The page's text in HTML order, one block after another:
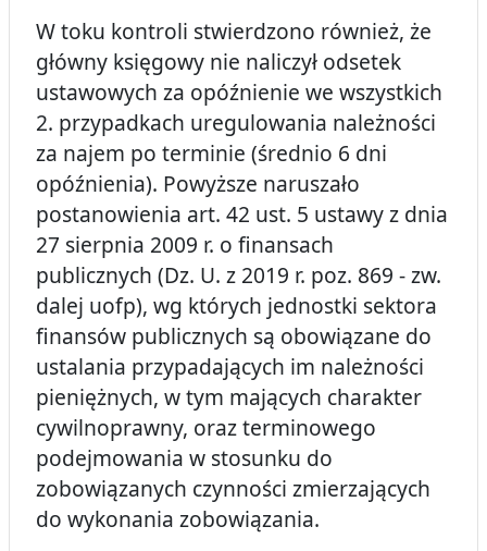
W toku kontroli stwierdzono również, że
główny księgowy nie naliczył odsetek
ustawowych za opóźnienie we wszystkich
2. przypadkach uregulowania należności
za najem po terminie (średnio 6 dni
opóźnienia). Powyższe naruszało
postanowienia art. 42 ust. 5 ustawy z dnia
27 sierpnia 2009 r. o finansach
publicznych (Dz. U. z 2019 r. poz. 869 - zw.
dalej uofp), wg których jednostki sektora
finansów publicznych są obowiązane do
ustalania przypadających im należności
pieniężnych, w tym mających charakter
cywilnoprawny, oraz terminowego
podejmowania w stosunku do
zobowiązanych czynności zmierzających
do wykonania zobowiązania.